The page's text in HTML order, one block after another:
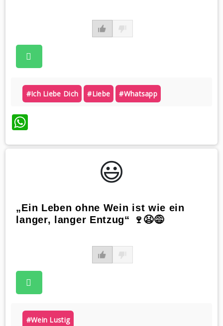
#ich Liebe Dich #liebe #whatsapp
WhatsApp
😃️
„Ein Leben ohne Wein ist wie ein
langer, langer Entzug“ 🍷😫😅
#wein Lustig